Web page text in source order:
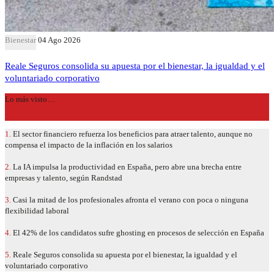
Bienestar 04 Ago 2026
Reale Seguros consolida su apuesta por el bienestar, la igualdad y el
voluntariado corporativo
Lo más visto…
1. El sector financiero refuerza los beneficios para atraer talento, aunque no
compensa el impacto de la inflación en los salarios
2. La IA impulsa la productividad en España, pero abre una brecha entre
empresas y talento, según Randstad
3. Casi la mitad de los profesionales afronta el verano con poca o ninguna
flexibilidad laboral
4. El 42% de los candidatos sufre ghosting en procesos de selección en España
5. Reale Seguros consolida su apuesta por el bienestar, la igualdad y el
voluntariado corporativo